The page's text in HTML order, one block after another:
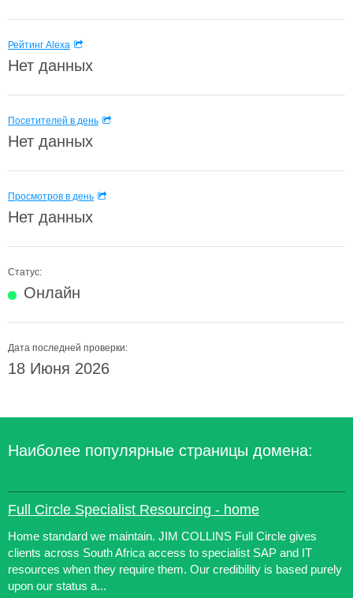
Рейтинг Alexa
Нет данных
Посетителей в день
Нет данных
Просмотров в день
Нет данных
Статус:
Онлайн
Дата последней проверки:
18 Июня 2026
Наиболее популярные страницы домена:
Full Circle Specialist Resourcing - home
Home standard we maintain. JIM COLLINS Full Circle gives
clients across South Africa access to specialist SAP and IT
resources when they require them. Our credibility is based purely
upon our status a...